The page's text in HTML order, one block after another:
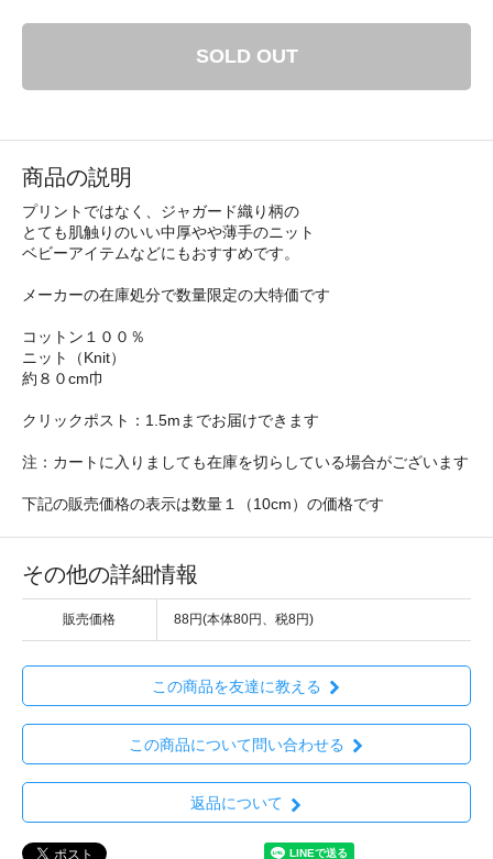
SOLD OUT
商品の説明
プリントではなく、ジャガード織り柄の
とても肌触りのいい中厚やや薄手のニット
ベビーアイテムなどにもおすすめです。
メーカーの在庫処分で数量限定の大特価です
コットン１００％
ニット（Knit）
約８０cm巾
クリックポスト：1.5mまでお届けできます
注：カートに入りましても在庫を切らしている場合がございます
下記の販売価格の表示は数量１（10cm）の価格です
その他の詳細情報
販売価格 88円(本体80円、税8円)
この商品を友達に教える
この商品について問い合わせる
返品について